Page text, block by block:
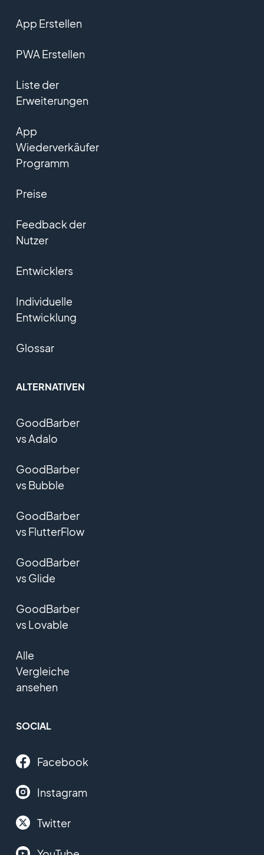
App Erstellen
PWA Erstellen
Liste der
Erweiterungen
App
Wiederverkäufer
Programm
Preise
Feedback der
Nutzer
Entwicklers
Individuelle
Entwicklung
Glossar
ALTERNATIVEN
GoodBarber
vs Adalo
GoodBarber
vs Bubble
GoodBarber
vs FlutterFlow
GoodBarber
vs Glide
GoodBarber
vs Lovable
Alle
Vergleiche
ansehen
SOCIAL
Facebook
Instagram
Twitter